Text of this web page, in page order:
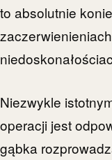
to absolutnie
Niezwykle
operacji jest
gąbka